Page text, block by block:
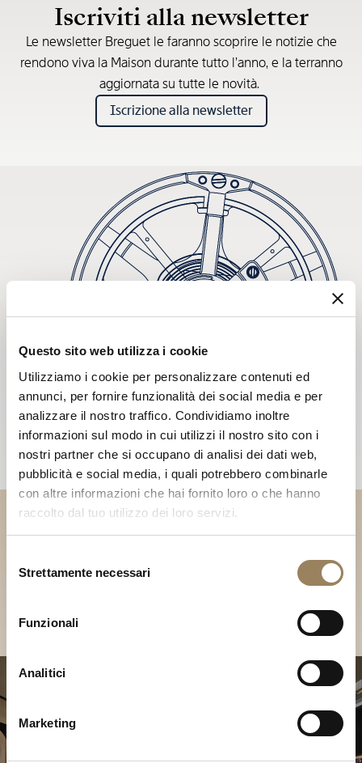
Questo sito web utilizza i cookie
Utilizziamo i cookie per personalizzare contenuti ed
annunci, per fornire funzionalità dei social media e per
analizzare il nostro traffico. Condividiamo inoltre
informazioni sul modo in cui utilizzi il nostro sito con i
nostri partner che si occupano di analisi dei dati web,
pubblicità e social media, i quali potrebbero combinarle
con altre informazioni che hai fornito loro o che hanno
raccolto dal tuo utilizzo dei loro servizi.
delStrettamente necessari
Funzionali
Analitici
Marketing
Iscriviti alla newsletter
Le newsletter Breguet le faranno scoprire le notizie che
rendono viva la Maison durante tutto l’anno, e la terranno
aggiornata su tutte le novità.
Iscrizione alla newsletter
Scopri le nostre collezioni in
Boutique